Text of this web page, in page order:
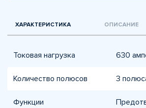
ХАРАКТЕРИСТИКА ОПИСАНИЕ
Токовая нагрузка 630
Количество полюсов 3
Функции